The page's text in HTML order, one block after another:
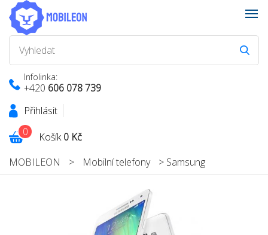
Infolinka:
+420 606 078 739
Přihlásit
Košík0 Kč
0
MOBILEON > Mobilní telefony > Samsung